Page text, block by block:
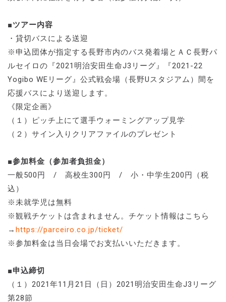
■ツアー内容
・貸切バスによる送迎
※申込団体が指定する長野市内のバス発着場とＡＣ長野パ
ルセイロの『2021明治安田生命J3リーグ』『2021-22
Yogibo WEリーグ』公式戦会場（長野Uスタジアム）間を
応援バスにより送迎します。
《限定企画》
（１）ピッチ上にて選手ウォーミングアップ見学
（２）サイン入りクリアファイルのプレゼント
■参加料金（参加者負担金）
一般500円 / 高校生300円 / 小・中学生200円（税
込）
※未就学児は無料
※観戦チケットは含まれません。チケット情報はこちら
→ https://parceiro.co.jp/ticket/
※参加料金は当日会場でお支払いいただきます。
■申込締切
（１）2021年11月21日（日）2021明治安田生命J3リーグ
第28節